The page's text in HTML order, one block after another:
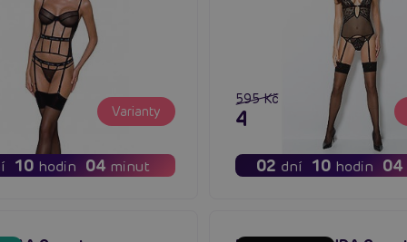
10 hodin 04 minut
Varianty
02 dní 10 hodin 04
595 Kč
476 Kč